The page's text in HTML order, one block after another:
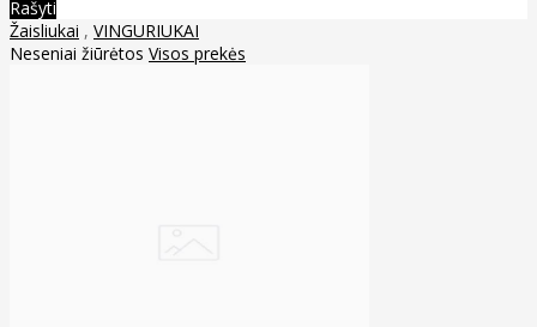
Rašyti
Žaisliukai , VINGURIUKAI
Neseniai žiūrėtos Visos prekės